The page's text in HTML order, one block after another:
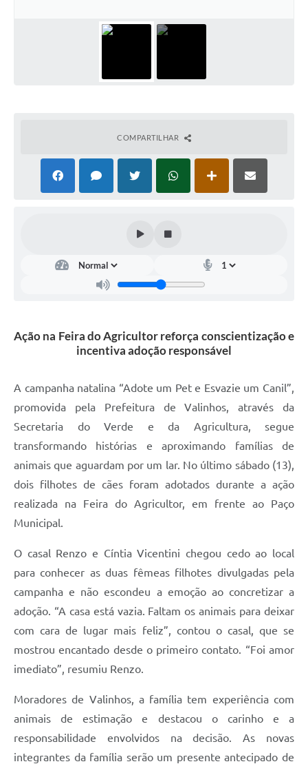
Contas Públicas
Jornal
Agenda
Contato
COMPARTILHAR
Ação na Feira do Agricultor reforça conscientização e
incentiva adoção responsável
A campanha natalina “Adote um Pet e Esvazie um Canil”,
promovida pela Prefeitura de Valinhos, através da
Secretaria do Verde e da Agricultura, segue
transformando histórias e aproximando famílias de
animais que aguardam por um lar. No último sábado (13),
dois filhotes de cães foram adotados durante a ação
realizada na Feira do Agricultor, em frente ao Paço
Municipal.
O casal Renzo e Cíntia Vicentini chegou cedo ao local
para conhecer as duas fêmeas filhotes divulgadas pela
campanha e não escondeu a emoção ao concretizar a
adoção. “A casa está vazia. Faltam os animais para deixar
com cara de lugar mais feliz”, contou o casal, que se
mostrou encantado desde o primeiro contato. “Foi amor
imediato”, resumiu Renzo.
Moradores de Valinhos, a família tem experiência com
animais de estimação e destacou o carinho e a
responsabilidade envolvidos na decisão. As novas
integrantes da família serão um presente antecipado de